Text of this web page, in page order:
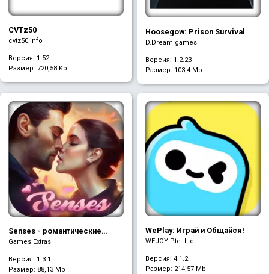
CVTz50
cvtz50.info
Версия: 1.52
Размер: 720,58 Kb
Hoosegow: Prison Survival
D.Dream games
Версия: 1.2.23
Размер: 103,4 Mb
Senses - романтические
истории
Games Extras
Версия: 1.3.1
Размер: 88,13 Mb
WePlay: Играй и Общайся!
WEJOY Pte. Ltd.
Версия: 4.1.2
Размер: 214,57 Mb